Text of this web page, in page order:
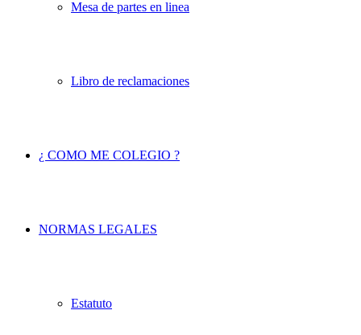
Mesa de partes en linea
Libro de reclamaciones
¿ COMO ME COLEGIO ?
NORMAS LEGALES
Estatuto